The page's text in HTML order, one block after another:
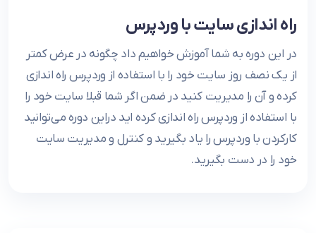
راه اندازی سایت با وردپرس
در این دوره به شما آموزش خواهیم داد چگونه در عرض کمتر
از یک نصف روز سایت خود را با استفاده از وردپرس راه اندازی
کرده و آن را مدیریت کنید در ضمن اگر شما قبلا سایت خود را
با استفاده از وردپرس راه اندازی کرده اید دراین دوره می‌توانید
کارکردن با وردپرس را یاد بگیرید و کنترل و مدیریت سایت
خود را در دست بگیرید.